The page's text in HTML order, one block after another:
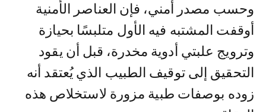
وحسب مصدر أمني، فإن العناصر الأمنية
أوقفت المشتبه فيه الأول متلبسًا بحيازة
وترويج علبتي أدوية مخدرة، قبل أن يقود
التحقيق إلى توقيف الطبيب الذي يُعتقد أنه
زوده بوصفات طبية مزورة لاستخلاص هذه